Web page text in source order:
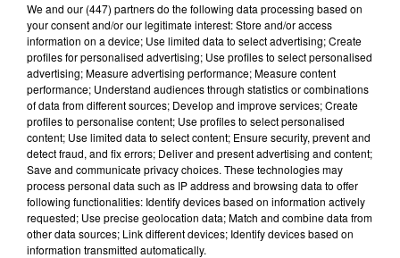
Lecture (4 min 17 sec)
100%
We and our (447) partnersdo the following data processing based on
your consent and/or our legitimate interest: Store and/or access
information on a device; Use limited data to select advertising; Create
profiles for personalised advertising; Use profiles to select personalised
advertising; Measure advertising performance; Measure content
performance; Understand audiences through statistics or combinations
of data from different sources; Develop and improve services; Create
profiles to personalise content; Use profiles to select personalised
content; Use limited data to select content; Ensure security, prevent and
detect fraud, and fix errors; Deliver and present advertising and content;
Save and communicate privacy choices. These technologies may
process personal data such as IP address and browsing data to offer
following functionalities: Identify devices based on information actively
requested; Use precise geolocation data; Match and combine data from
other data sources; Link different devices; Identify devices based on
information transmitted automatically.